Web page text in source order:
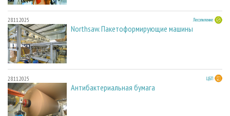
28.11.2025 Лесопиление
Northsaw. Пакетоформирующие машины
28.11.2025 ЦБП
Антибактериальная бумага